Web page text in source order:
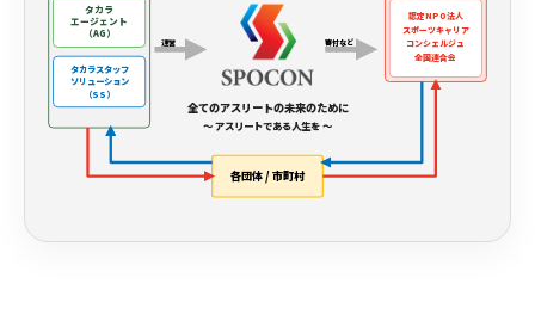
タカラ
エージェント
（AG）
タカラスタッフ
ソリューション
（SS）
認定NPO法人
スポーツキャリア
コンシェルジュ
全国連合会
各団体 / 市町村
全てのアスリートの未来のために
〜 アスリートである人生を 〜
運営 寄付など